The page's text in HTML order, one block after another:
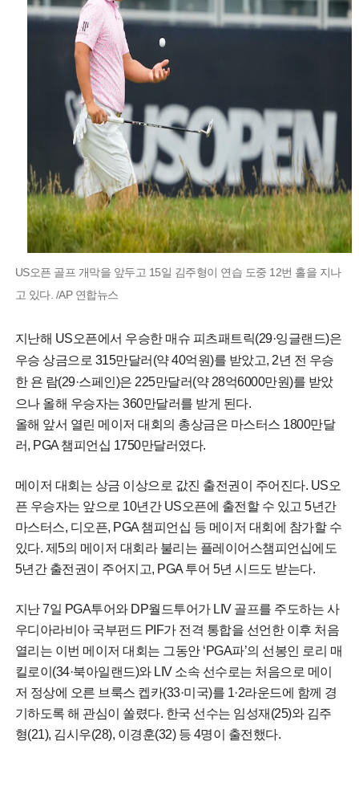
US오픈 골프 개막을 앞두고 15일 김주형이 연습 도중 12번 홀을 지나
고 있다. /AP 연합뉴스
지난해 US오픈에서 우승한 매슈 피츠패트릭(29·잉글랜드)은
우승 상금으로 315만달러(약 40억원)를 받았고, 2년 전 우승
한 욘 람(29·스페인)은 225만달러(약 28억6000만원)를 받았
으나 올해 우승자는 360만달러를 받게 된다.
올해 앞서 열린 메이저 대회의 총상금은 마스터스 1800만달
러, PGA 챔피언십 1750만달러였다.
메이저 대회는 상금 이상으로 값진 출전권이 주어진다. US오
픈 우승자는 앞으로 10년간 US오픈에 출전할 수 있고 5년간
마스터스, 디오픈, PGA 챔피언십 등 메이저 대회에 참가할 수
있다. 제5의 메이저 대회라 불리는 플레이어스챔피언십에도
5년간 출전권이 주어지고, PGA 투어 5년 시드도 받는다.
지난 7일 PGA투어와 DP월드투어가 LIV 골프를 주도하는 사
우디아라비아 국부펀드 PIF가 전격 통합을 선언한 이후 처음
열리는 이번 메이저 대회는 그동안 ‘PGA파’의 선봉인 로리 매
킬로이(34·북아일랜드)와 LIV 소속 선수로는 처음으로 메이
저 정상에 오른 브룩스 켑카(33·미국)를 1·2라운드에 함께 경
기하도록 해 관심이 쏠렸다. 한국 선수는 임성재(25)와 김주
형(21), 김시우(28), 이경훈(32) 등 4명이 출전했다.